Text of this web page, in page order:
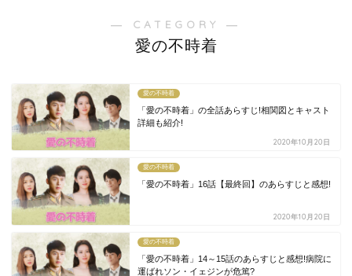
― CATEGORY ―
愛の不時着
愛の不時着
「愛の不時着」の全話あらすじ!相関図とキャスト
詳細も紹介!
2020年10月20日
愛の不時着
「愛の不時着」16話【最終回】のあらすじと感想!
2020年10月20日
愛の不時着
「愛の不時着」14～15話のあらすじと感想!病院に
運ばれソン・イェジンが危篤?